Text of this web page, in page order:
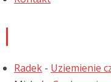
Radek - Uziemienie